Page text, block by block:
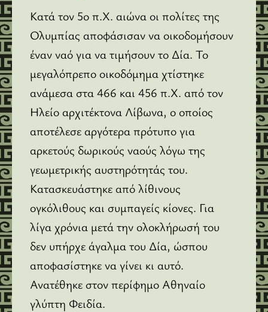
Κατά τον 5ο π.Χ. αιώνα οι πολίτες της
Ολυμπίας αποφάσισαν να οικοδομήσουν
έναν ναό για να τιμήσουν το Δία. Το
μεγαλόπρεπο οικοδόμημα χτίστηκε
ανάμεσα στα 466 και 456 π.Χ. από τον
Ηλείο αρχιτέκτονα Λίβωνα, ο οποίος
αποτέλεσε αργότερα πρότυπο για
αρκετούς δωρικούς ναούς λόγω της
γεωμετρικής αυστηρότητάς του.
Κατασκευάστηκε από λίθινους
ογκόλιθους και συμπαγείς κίονες. Για
λίγα χρόνια μετά την ολοκλήρωσή του
δεν υπήρχε άγαλμα του Δία, ώσπου
αποφασίστηκε να γίνει κι αυτό.
Ανατέθηκε στον περίφημο Αθηναίο
γλύπτη Φειδία.